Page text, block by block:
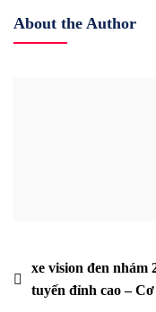
About the Author
Yazı
gezinmesi
xe vision đen nhám
tuyến đỉnh cao –